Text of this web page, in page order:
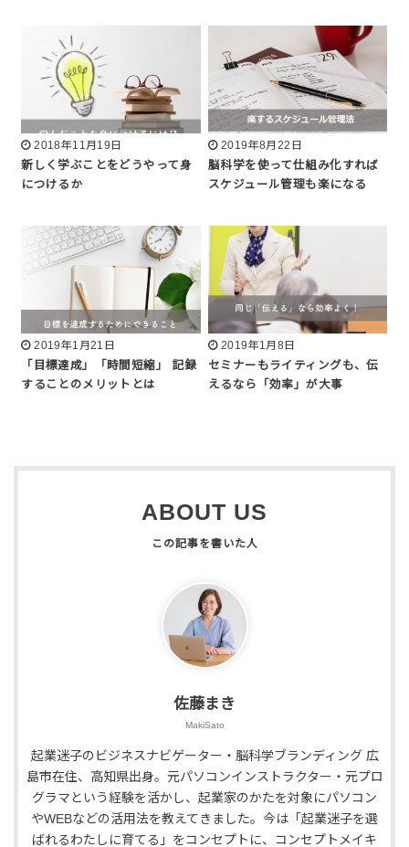
2018年11月19日
新しく学ぶことをどうやって身
につけるか
2019年8月22日
脳科学を使って仕組み化すれば
スケジュール管理も楽になる
2019年1月21日
「目標達成」「時間短縮」 記録
することのメリットとは
2019年1月8日
セミナーもライティングも、伝
えるなら「効率」が大事
ABOUT US
佐藤まき
MakiSato
起業迷子のビジネスナビゲーター・脳科学ブランディング 広
島市在住、高知県出身。元パソコンインストラクター・元プロ
グラマという経験を活かし、起業家のかたを対象にパソコン
やWEBなどの活用法を教えてきました。今は「起業迷子を選
ばれるわたしに育てる」をコンセプトに、コンセプトメイキ